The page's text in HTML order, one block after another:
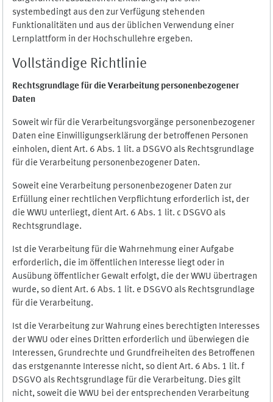
systembedingt aus den zur Verfügung stehenden
Funktionalitäten und aus der üblichen Verwendung einer
Lernplattform in der Hochschullehre ergeben.
Vollständige Richtlinie
Rechtsgrundlage für die Verarbeitung personenbezogener
Daten
Soweit wir für die Verarbeitungsvorgänge personenbezogener
Daten eine Einwilligungserklärung der betroffenen Personen
einholen, dient Art. 6 Abs. 1 lit. a DSGVO als Rechtsgrundlage
für die Verarbeitung personenbezogener Daten.
Soweit eine Verarbeitung personenbezogener Daten zur
Erfüllung einer rechtlichen Verpflichtung erforderlich ist, der
die WWU unterliegt, dient Art. 6 Abs. 1 lit. c DSGVO als
Rechtsgrundlage.
Ist die Verarbeitung für die Wahrnehmung einer Aufgabe
erforderlich, die im öffentlichen Interesse liegt oder in
Ausübung öffentlicher Gewalt erfolgt, die der WWU übertragen
wurde, so dient Art. 6 Abs. 1 lit. e DSGVO als Rechtsgrundlage
für die Verarbeitung.
Ist die Verarbeitung zur Wahrung eines berechtigten Interesses
der WWU oder eines Dritten erforderlich und überwiegen die
Interessen, Grundrechte und Grundfreiheiten des Betroffenen
das erstgenannte Interesse nicht, so dient Art. 6 Abs. 1 lit. f
DSGVO als Rechtsgrundlage für die Verarbeitung. Dies gilt
nicht, soweit die WWU bei der entsprechenden Verarbeitung